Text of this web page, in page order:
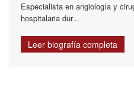
Especialista en angiología y
hospitalaria dur...
Leer biografía completa